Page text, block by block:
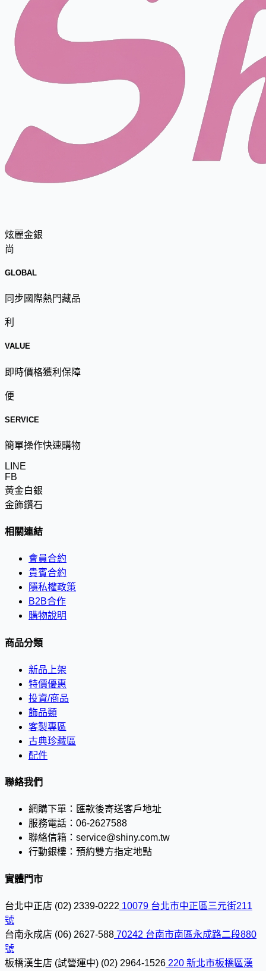
炫麗金銀
尚
GLOBAL
同步國際熱門藏品
利
VALUE
即時價格獲利保障
便
SERVICE
簡單操作快速購物
LINE
FB
黃金白銀
金飾鑽石
相關連結
會員合約
貴賓合約
隱私權政策
B2B合作
購物說明
商品分類
新品上架
特價優惠
投資/商品
飾品類
客製專區
古典珍藏區
配件
聯絡我們
網購下單： 匯款後寄送客戶地址
服務電話： 06-2627588
聯絡信箱： service@shiny.com.tw
行動銀樓： 預約雙方指定地點
實體門市
台北中正店 (02) 2339-0222 10079 台北市中正區三元街211
號
台南永成店 (06) 2627-588 70242 台南市南區永成路二段880
號
板橋漢生店 (試營運中) (02) 2964-1526 220 新北市板橋區漢